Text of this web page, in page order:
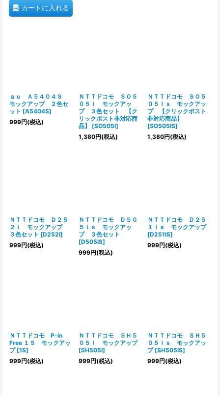
カートに入れる
ａｕ Ａ５４０４Ｓ
モックアップ ２色セ
ット [A5404S]
999円(税込)
ＮＴＴドコモ ＳＯ５
０５ｉ モックアッ
プ ３色セット 【ク
リックポスト非対応商
品】
[SO505I]
1,380円(税込)
ＮＴＴドコモ ＳＯ５
０５ｉｓ モックアッ
プ 【クリックポスト
非対応商品】
[SO505IS]
1,380円(税込)
ＮＴＴドコモ Ｄ２５
２ｉ モックアップ
３色セット [D252I]
999円(税込)
ＮＴＴドコモ Ｄ５０
５ｉｓ モックアッ
プ ３色セット
[D505IS]
999円(税込)
ＮＴＴドコモ Ｄ２５
１ｉｓ モックアップ
[D251IS]
999円(税込)
ＮＴＴドコモ P-in
Free １Ｓ モックアッ
プ [1S]
999円(税込)
ＮＴＴドコモ ＳＨ５
０５ｉ モックアップ
[SH505I]
999円(税込)
ＮＴＴドコモ ＳＨ５
０５ｉｓ モックアッ
プ [SH505IS]
999円(税込)